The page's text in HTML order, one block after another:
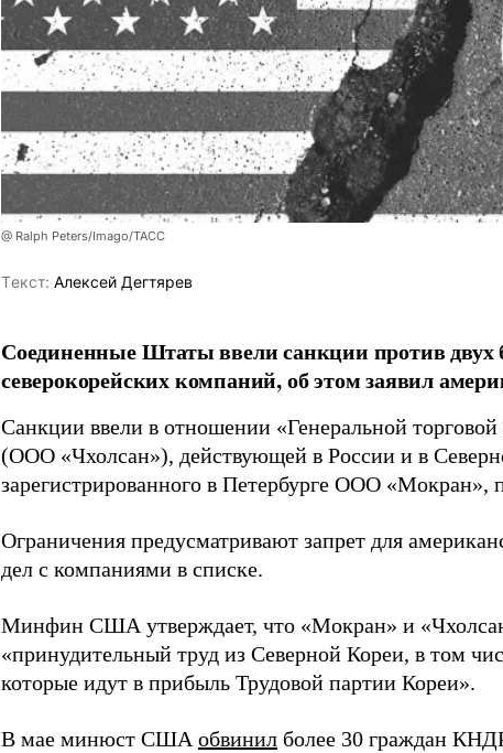
@ Ralph Peters/Imago/ТАСС
Tекст: Алексей Дегтярев
Соединенные Штаты ввели санкции против двух
северокорейских компаний, об этом заявил
Санкции ввели в отношении «Генеральной
(ООО «Чхолсан»), действующей в России и в
зарегистрированного в Петербурге ООО «Мокран»,
Ограничения предусматривают запрет для
дел с компаниями в списке.
Минфин США утверждает, что «Мокран» и
«принудительный труд из Северной Кореи, в том
которые идут в прибыль Трудовой партии Кореи».
В мае минюст СШАобвинил более 30 граждан